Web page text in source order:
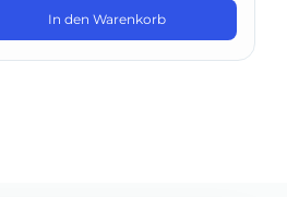
In den Warenkorb